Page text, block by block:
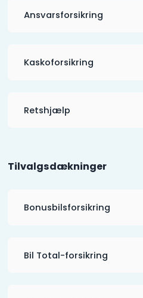
Ansvarsforsikring
Kaskoforsikring
Retshjælp
Tilvalgsdækninger
Bonusbilsforsikring
Bil Total-forsikring